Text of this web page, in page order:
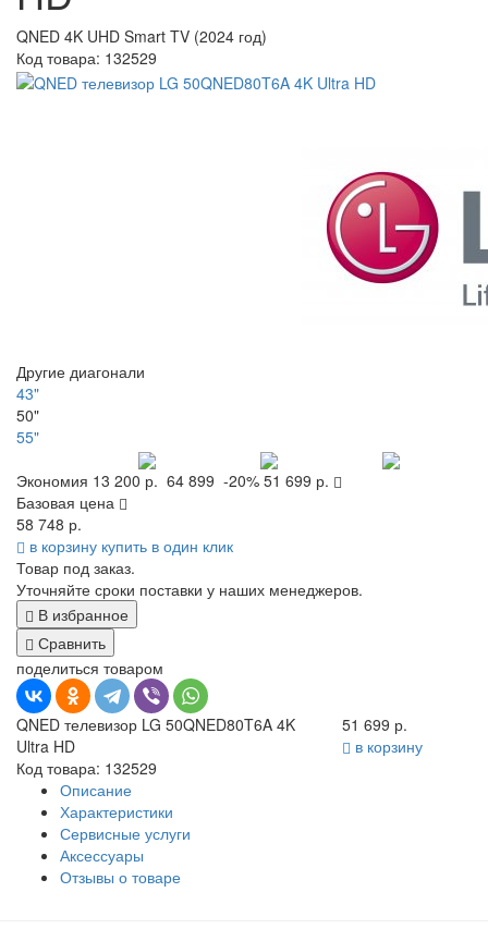
QNED 4K UHD Smart TV (2024 год)
Код товара: 132529
Другие диагонали
43"
50"
55"
Экономия 13 200 р. 64 899 -20% 51 699 р.
Базовая цена
58 748 р.
в корзину купить в один клик
Товар под заказ.
Уточняйте сроки поставки у наших менеджеров.
В избранное
Сравнить
поделиться товаром
QNED телевизор LG 50QNED80T6A 4K
Ultra HD
Код товара: 132529
51 699 р.
в корзину
Описание
Характеристики
Сервисные услуги
Аксессуары
Отзывы о товаре